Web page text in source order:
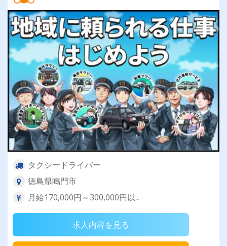
タクシードライバー
徳島県鳴門市
月給170,000円～300,000円以...
求人内容を見る